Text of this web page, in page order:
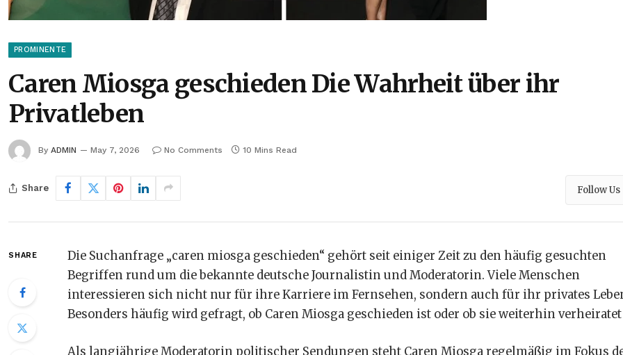
PROMINENTE
Caren Miosga geschieden Die Wahrheit über ihr
Privatleben
By ADMIN May 7, 2026 No Comments 10 Mins Read
Share Follow Us
SHARE
Die Suchanfrage „caren miosga geschieden“ gehört seit einiger Zeit zu den häufig gesuchten
Begriffen rund um die bekannte deutsche Journalistin und Moderatorin. Viele Menschen
interessieren sich nicht nur für ihre Karriere im Fernsehen, sondern auch für ihr privates
Besonders häufig wird gefragt, ob Caren Miosga geschieden ist oder ob sie weiterhin verheiratet
Als langjährige Moderatorin politischer Sendungen steht Caren Miosga regelmäßig im Fokus